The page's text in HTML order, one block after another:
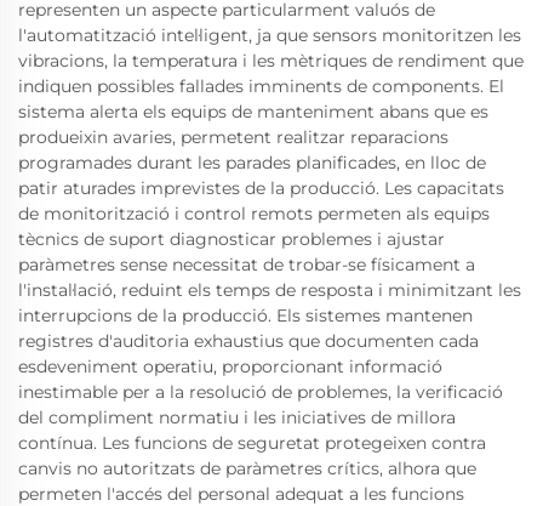
representen un aspecte particularment valuós de
l'automatització intel·ligent, ja que sensors monitoritzen les
vibracions, la temperatura i les mètriques de rendiment que
indiquen possibles fallades imminents de components. El
sistema alerta els equips de manteniment abans que es
produeixin avaries, permetent realitzar reparacions
programades durant les parades planificades, en lloc de
patir aturades imprevistes de la producció. Les capacitats
de monitorització i control remots permeten als equips
tècnics de suport diagnosticar problemes i ajustar
paràmetres sense necessitat de trobar-se físicament a
l'instal·lació, reduint els temps de resposta i minimitzant les
interrupcions de la producció. Els sistemes mantenen
registres d'auditoria exhaustius que documenten cada
esdeveniment operatiu, proporcionant informació
inestimable per a la resolució de problemes, la verificació
del compliment normatiu i les iniciatives de millora
contínua. Les funcions de seguretat protegeixen contra
canvis no autoritzats de paràmetres crítics, alhora que
permeten l'accés del personal adequat a les funcions